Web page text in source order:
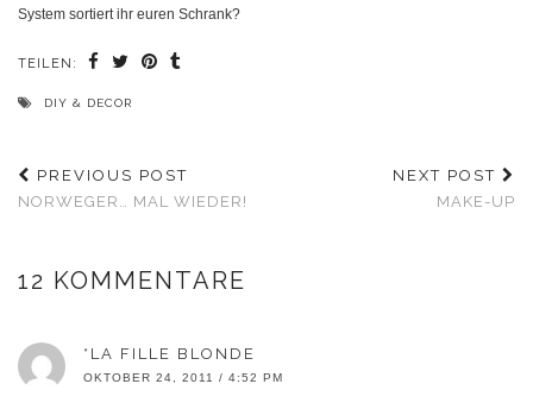
System sortiert ihr euren Schrank?
TEILEN:
DIY & DECOR
PREVIOUS POST
NORWEGER… MAL WIEDER!
NEXT POST
MAKE-UP
12 KOMMENTARE
*LA FILLE BLONDE
OKTOBER 24, 2011 / 4:52 PM